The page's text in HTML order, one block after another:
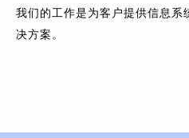
我们的工作是为客户提供信息系
决方案。